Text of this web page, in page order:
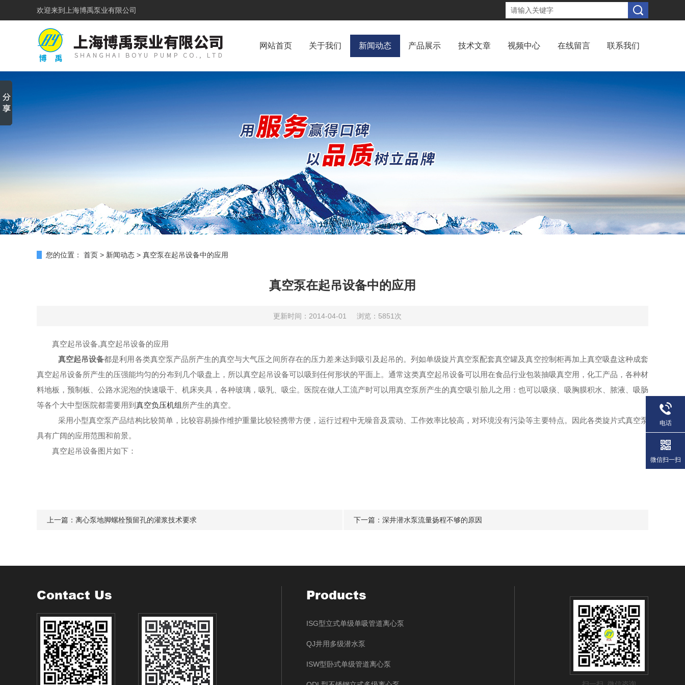
欢迎来到 上海博禹泵业有限公司
网站首页 关于我们 新闻动态 产品展示 技术文章 视频中心 在线留言 联系我们
您的位置： 首页 > 新闻动态 > 真空泵在起吊设备中的应用
真空泵在起吊设备中的应用
更新时间：2014-04-01 浏览：5851次
真空起吊设备,真空起吊设备的应用
真空起吊设备都是利用各类真空泵产品所产生的真空与大气压之间所存在的压力差来达到吸引及起吊的。列如单级旋片真空泵配套真空罐及真空控制柜再加上真空吸盘这种成套
真空起吊设备所产生的压强能均匀的分布到几个吸盘上，所以真空起吊设备可以吸到任何形状的平面上。通常这类真空起吊设备可以用在食品行业包装抽吸真空用，化工产品，各种材
料地板，预制板、公路水泥泡的快速吸干、机床夹具，各种玻璃，吸乳、吸尘。医院在做人工流产时可以用真空泵所产生的真空吸引胎儿之用：也可以吸痰、吸胸膜积水、脓液、吸肠
等各个大中型医院都需要用到 真空负压机组 所产生的真空。
采用小型真空泵产品结构比较简单，比较容易操作维护重量比较轻携带方便，运行过程中无噪音及震动、工作效率比较高，对环境没有污染等主要特点。因此各类旋片式真空泵
具有广阔的应用范围和前景。
真空起吊设备图片如下：
上一篇： 离心泵地脚螺栓预留孔的灌浆技术要求 下一篇： 深井潜水泵流量扬程不够的原因
Contact Us Products
ISG型立式单级单吸管道离心泵
QJ井用多级潜水泵
ISW型卧式单级管道离心泵
电话
微信扫一扫